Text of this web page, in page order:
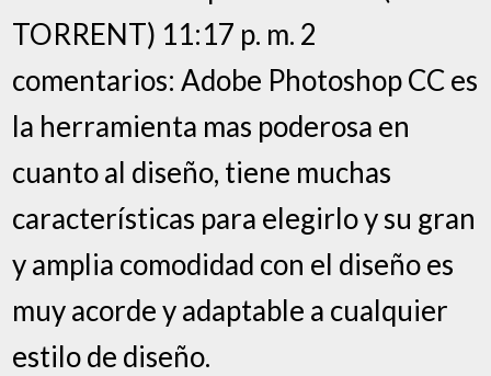
TORRENT) 11:17 p. m. 2
comentarios: Adobe Photoshop CC es
la herramienta mas poderosa en
cuanto al diseño, tiene muchas
características para elegirlo y su gran
y amplia comodidad con el diseño es
muy acorde y adaptable a cualquier
estilo de diseño.